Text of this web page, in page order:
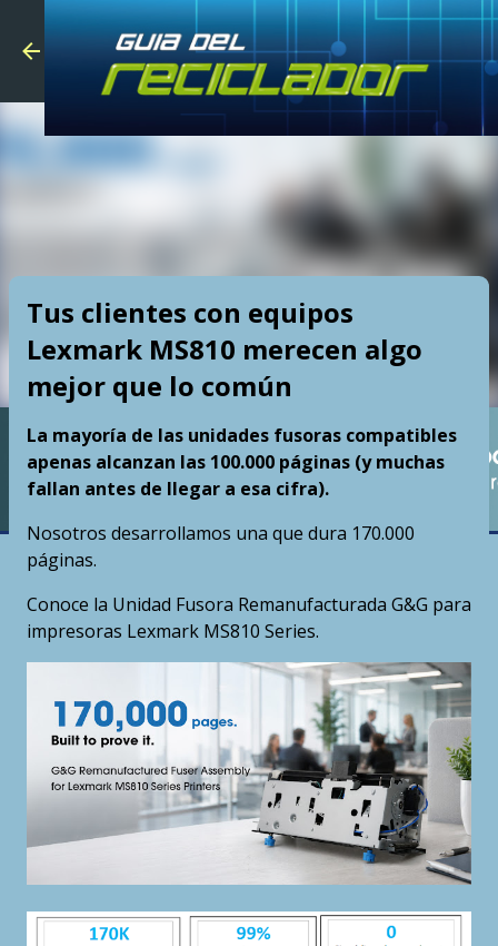
Skip to
Tus clientes con equipos
Lexmark MS810 merecen algo
mejor que lo común
La mayoría de las unidades fusoras compatibles
apenas alcanzan las 100.000 páginas (y muchas
fallan antes de llegar a esa cifra).
Nosotros desarrollamos una que dura 170.000
páginas.
Conoce la Unidad Fusora Remanufacturada G&G para
impresoras Lexmark MS810 Series.